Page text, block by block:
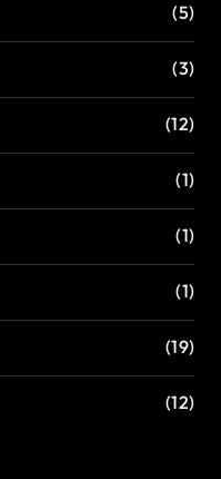
(5)
(3)
(12)
(1)
(1)
(1)
(19)
(12)